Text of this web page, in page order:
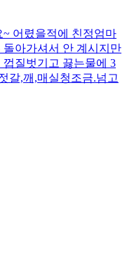
어렸을적에 친정엄마
아가셔서 안 계시지만
질벗기고 끓는물에 3
갈,깨,매실청조금.넘고